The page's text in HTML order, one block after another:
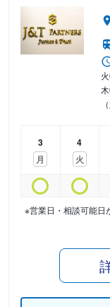
火
木
3
月
4
火
※営業日・相談可能日